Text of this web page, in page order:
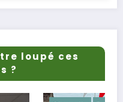
loupé ces
?